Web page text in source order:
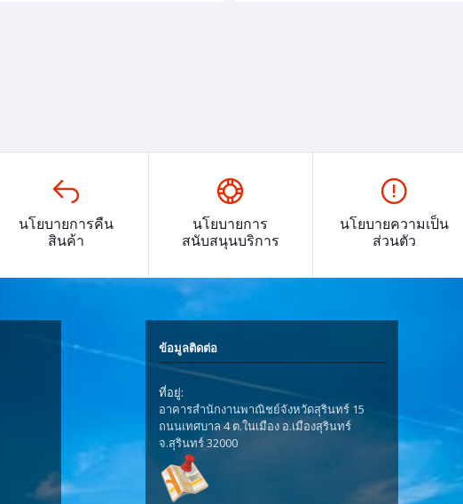
นโยบายการคืน
สินค้า
นโยบายการ
สนับสนุนบริการ
นโยบายความเป็น
ส่วนตัว
ข้อมูลติดต่อ
ที่อยู่:
อาคารสำนักงานพาณิชย์จังหวัดสุรินทร์ 15
ถนนเทศบาล 4 ต.ในเมือง อ.เมืองสุรินทร์
จ.สุรินทร์ 32000